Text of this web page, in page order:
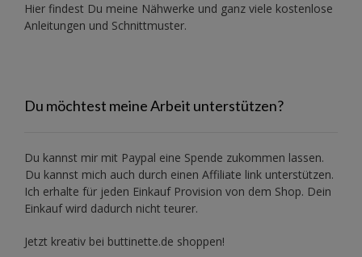
Hier findest Du meine Nähwerke und ganz viele kostenlose
Anleitungen und Schnittmuster.
Du möchtest meine Arbeit unterstützen?
Du kannst mir mit Paypal eine Spende zukommen lassen.
Du kannst mich auch durch einen Affiliate link unterstützen.
Ich erhalte für jeden Einkauf Provision von dem Shop. Dein
Einkauf wird dadurch nicht teurer.
Jetzt kreativ bei buttinette.de shoppen!